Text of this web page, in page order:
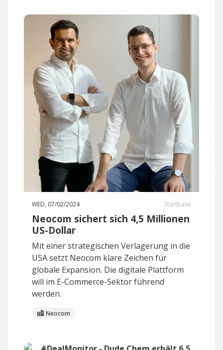
WED, 07/02/2024 Startbase
Neocom sichert sich 4,5 Millionen
US-Dollar
Mit einer strategischen Verlagerung in die
USA setzt Neocom klare Zeichen für
globale Expansion. Die digitale Plattform
will im E-Commerce-Sektor führend
werden.
Neocom